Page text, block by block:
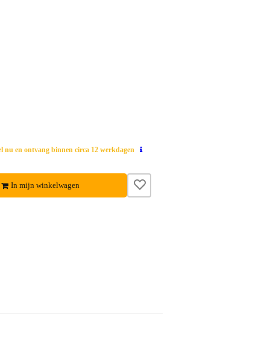
nu en ontvang binnen circa 12 werkdagen
In mijn winkelwagen